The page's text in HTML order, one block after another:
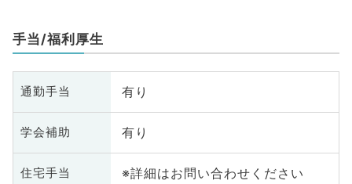
皮
手当/福利厚生
通勤手当 有り
学会補助 有り
住宅手当 ※詳細はお問い合わせください